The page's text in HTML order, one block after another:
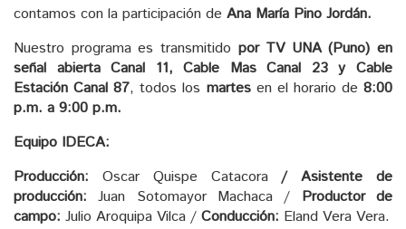
contamos con la participación de Ana María Pino Jordán.
Nuestro programa es transmitido por TV UNA (Puno) en
señal abierta Canal 11, Cable Mas Canal 23 y Cable
Estación Canal 87, todos los martes en el horario de8:00
p.m. a 9:00 p.m.
Equipo IDECA:
Producción: Oscar Quispe Catacora/ Asistente de
producción: Juan Sotomayor Machaca / Productor de
campo: Julio Aroquipa Vilca / Conducción: Eland Vera Vera.